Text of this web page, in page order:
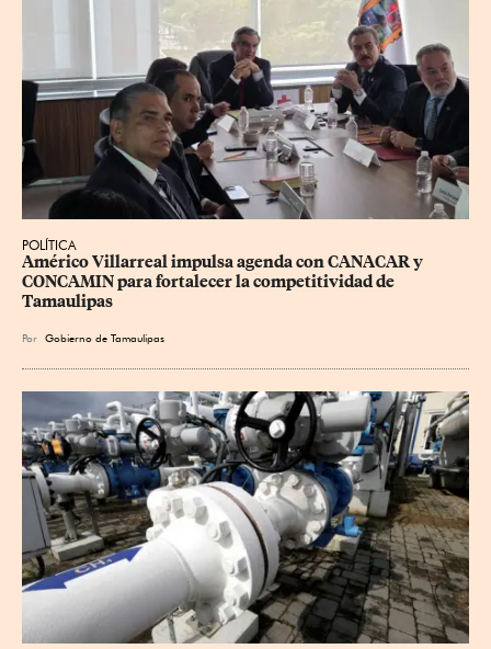
POLÍTICA
Américo Villarreal impulsa agenda con CANACAR y
CONCAMIN para fortalecer la competitividad de
Tamaulipas
Por Gobierno de Tamaulipas